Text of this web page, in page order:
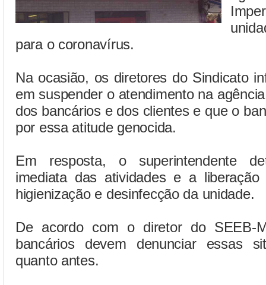
para o coronavírus.
Na ocasião, os diretores do Sindicato
em suspender o atendimento na
dos bancários e dos clientes e que o
por essa atitude genocida.
Em resposta, o superintendente
imediata das atividades e a
higienização e desinfecção da unidade.
De acordo com o diretor do SEEB-
bancários devem denunciar essas
quanto antes.